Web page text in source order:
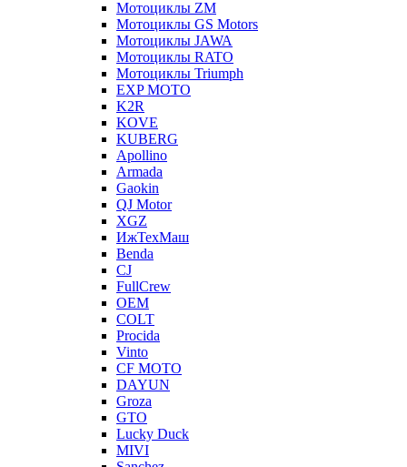
Мотоциклы ZM
Мотоциклы GS Motors
Мотоциклы JAWA
Мотоциклы RATO
Мотоциклы Triumph
EXP MOTO
K2R
KOVE
KUBERG
Apollino
Armada
Gaokin
QJ Motor
XGZ
ИжТехМаш
Benda
CJ
FullCrew
OEM
COLT
Procida
Vinto
CF MOTO
DAYUN
Groza
GTO
Lucky Duck
MIVI